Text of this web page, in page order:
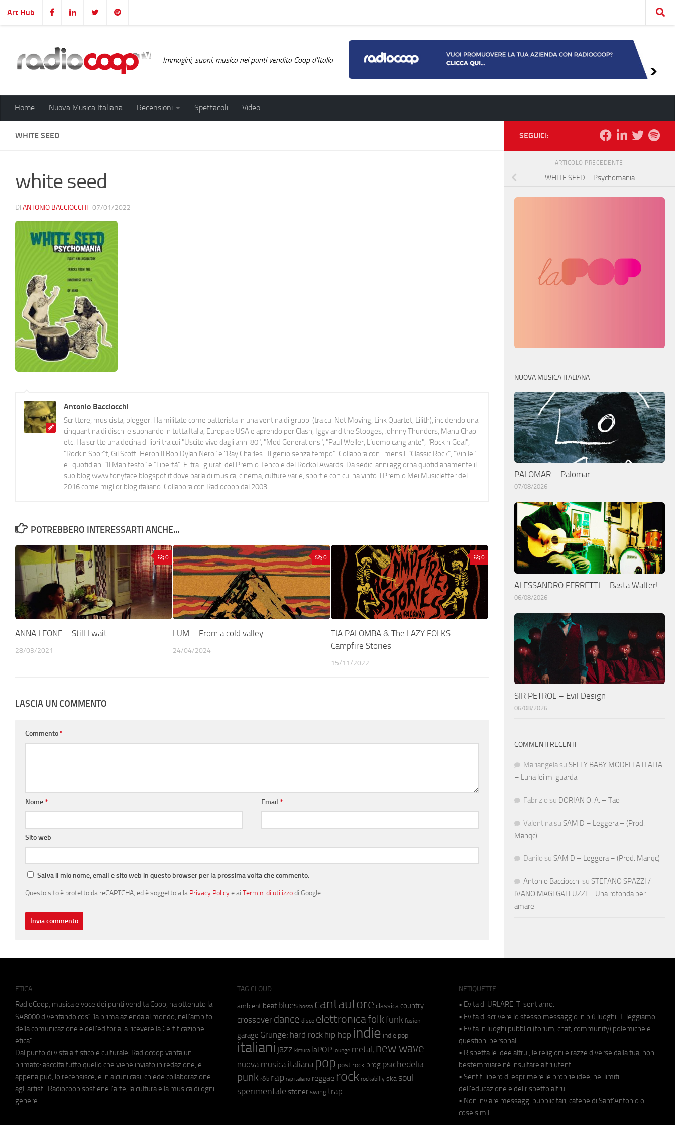
Salta al contenuto
Art Hub
Immagini, suoni, musica nei punti vendita Coop d'Italia
Home Nuova Musica Italiana Recensioni Spettacoli Video
WHITE SEED
white seed
DI ANTONIO BACCIOCCHI · 07/01/2022
Antonio Bacciocchi
Scrittore, musicista, blogger. Ha militato come batterista in una ventina di gruppi (tra cui Not Moving, Link Quartet, Lilith), incidendo una
cinquantina di dischi e suonando in tutta Italia, Europa e USA e aprendo per Clash, Iggy and the Stooges, Johnny Thunders, Manu Chao
etc. Ha scritto una decina di libri tra cui "Uscito vivo dagli anni 80", "Mod Generations", "Paul Weller, L’uomo cangiante", "Rock n Goal",
"Rock n Spor"t, Gil Scott-Heron Il Bob Dylan Nero" e "Ray Charles- Il genio senza tempo". Collabora con i mensili “Classic Rock”, "Vinile"
e i quotidiani “Il Manifesto” e “Libertà”. E' tra i giurati del Premio Tenco e del Rockol Awards. Da sedici anni aggiorna quotidianamente il
suo blog www.tonyface.blogspot.it dove parla di musica, cinema, culture varie, sport e con cui ha vinto il Premio Mei Musicletter del
2016 come miglior blog italiano. Collabora con Radiocoop dal 2003.
POTREBBERO INTERESSARTI ANCHE...
0
ANNA LEONE – Still I wait
28/03/2021
0
LUM – From a cold valley
24/04/2024
0
TIA PALOMBA & The LAZY FOLKS –
Campfire Stories
15/11/2022
LASCIA UN COMMENTO
Commento*
Nome* Email*
Sito web
Salva il mio nome, email e sito web in questo browser per la prossima volta che commento.
Questo sito è protetto da reCAPTCHA, ed è soggetto alla Privacy Policye ai Termini di utilizzodi Google.
SEGUICI:
ARTICOLO PRECEDENTE
WHITE SEED – Psychomania
NUOVA MUSICA ITALIANA
PALOMAR – Palomar
07/08/2026
ALESSANDRO FERRETTI – Basta Walter!
06/08/2026
SIR PETROL – Evil Design
06/08/2026
COMMENTI RECENTI
Mariangela su SELLY BABY MODELLA ITALIA
– Luna lei mi guarda
Fabrizio su DORIAN O. A. – Tao
Valentina su SAM D – Leggera – (Prod.
Manqc)
Danilo su SAM D – Leggera – (Prod. Manqc)
Antonio Bacciocchi su STEFANO SPAZZI /
IVANO MAGI GALLUZZI – Una rotonda per
amare
ETICA
RadioCoop, musica e voce dei punti vendita Coop, ha ottenuto la
SA8000 diventando così "la prima azienda al mondo, nell'ambito
della comunicazione e dell'editoria, a ricevere la Certificazione
etica".
Dal punto di vista artistico e culturale, Radiocoop vanta un
primato: ascolta tutto quello che viene inviato in redazione, e
appena può, lo recensisce, e in alcuni casi, chiede collaborazione
agli artisti. Radiocoop sostiene l'arte, la cultura e la musica di ogni
genere.
TAG CLOUD
ambient beat blues bossa cantautore classica country
crossover dance disco elettronicafolkfunk fusion
garage Grunge; hard rock hip hop indie indie pop
italiani jazz kimura laPOP lounge metal; new wave
nuova musica italiana pop post rock prog psichedelia
punk r&b rap rap italiano reggae rock rockabilly ska soul
sperimentale stoner swing trap
NETIQUETTE
• Evita di URLARE. Ti sentiamo.
• Evita di scrivere lo stesso messaggio in più luoghi. Ti leggiamo.
• Evita in luoghi pubblici (forum, chat, community) polemiche e
questioni personali.
• Rispetta le idee altrui, le religioni e razze diverse dalla tua, non
bestemmiare né insultare altri utenti.
• Sentiti libero di esprimere le proprie idee, nei limiti
dell'educazione e del rispetto altrui.
• Non inviare messaggi pubblicitari, catene di Sant'Antonio o
cose simili.